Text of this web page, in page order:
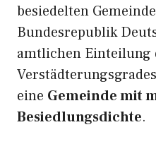
besiedelten
Bundesrepublik
amtlichen Einteilung
eine Gemeinde mit
Besiedlungsdichte.